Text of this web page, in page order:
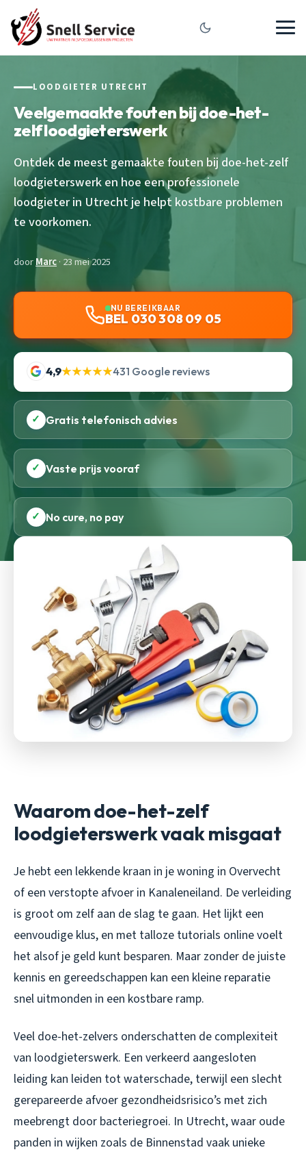
LOODGIETER UTRECHT
Veelgemaakte fouten bij doe-het-
zelf loodgieterswerk
Ontdek de meest gemaakte fouten bij doe-het-zelf
loodgieterswerk en hoe een professionele
loodgieter in Utrecht je helpt kostbare problemen
te voorkomen.
doorMarc· 23 mei 2025
NU BEREIKBAAR
BEL 030 308 09 05
4,9★★★★★431 Google reviews
✓ Gratis telefonisch advies
✓ Vaste prijs vooraf
✓ No cure, no pay
Waarom doe-het-zelf
loodgieterswerk vaak misgaat
Je hebt een lekkende kraan in je woning in Overvecht
of een verstopte afvoer in Kanaleneiland. De verleiding
is groot om zelf aan de slag te gaan. Het lijkt een
eenvoudige klus, en met talloze tutorials online voelt
het alsof je geld kunt besparen. Maar zonder de juiste
kennis en gereedschappen kan een kleine reparatie
snel uitmonden in een kostbare ramp.
Veel doe-het-zelvers onderschatten de complexiteit
van loodgieterswerk. Een verkeerd aangesloten
leiding kan leiden tot waterschade, terwijl een slecht
gerepareerde afvoer gezondheidsrisico’s met zich
meebrengt door bacteriegroei. In Utrecht, waar oude
panden in wijken zoals de Binnenstad vaak unieke